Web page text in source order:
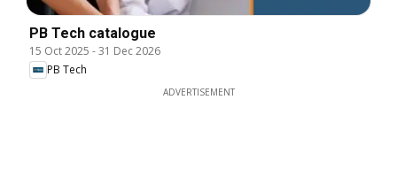
PB Tech catalogue
15 Oct 2025 -31 Dec 2026
PB Tech
ADVERTISEMENT